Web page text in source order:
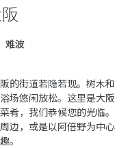
难波
的街道若隐若现。树木和
场悠闲放松。这里是大阪
肴，我们恭候您的光临。
边，或是以阿倍野为中心
。